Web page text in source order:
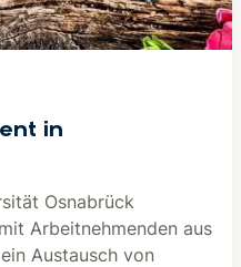
in
Osnabrück
Arbeitnehmenden aus
Austausch von